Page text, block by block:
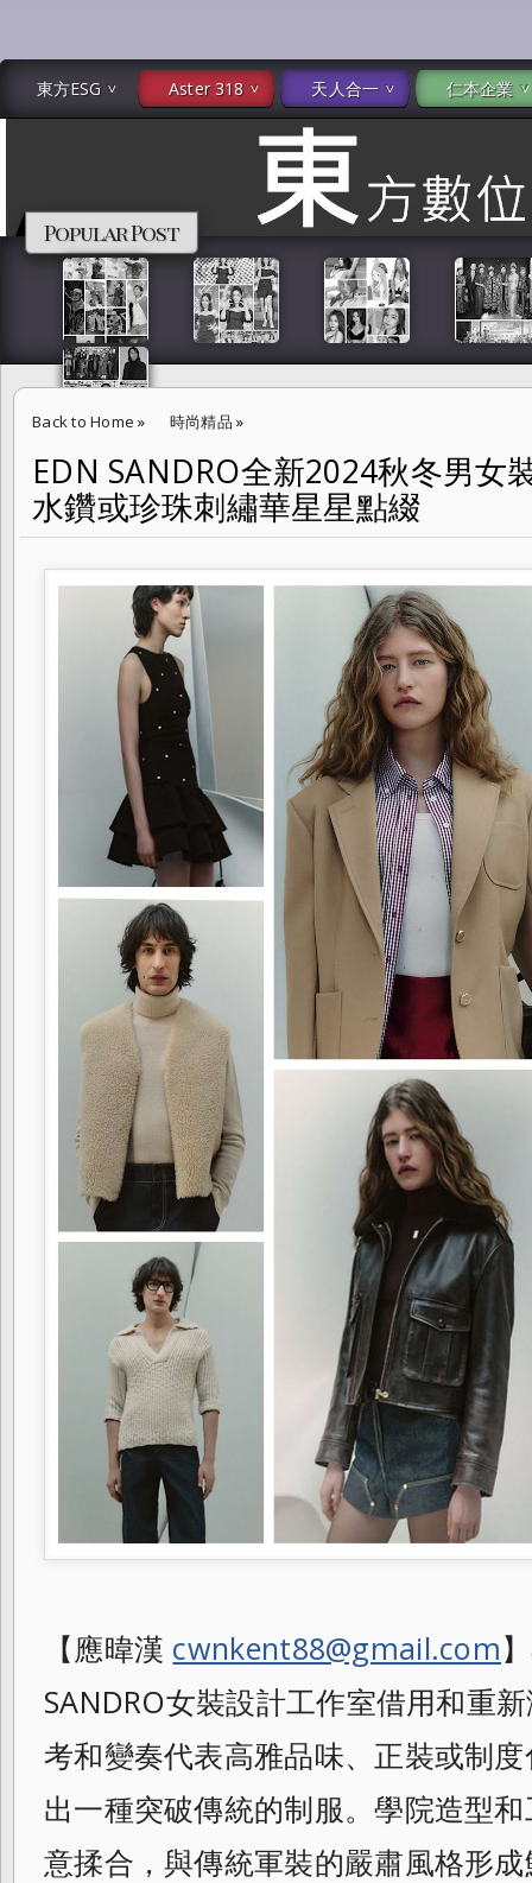
東方ESG Aster 318 天人合一 仁本企業
Popular Post
Back to Home » 時尚精品 »
EDN SANDRO全新2024秋冬男女裝系列 重新翻轉制服元素 水鑽或珍
EDN SANDRO全新2024秋冬男女
水鑽或珍珠刺繡華星星點綴
【應暐漢 cwnkent88@gmail.com
SANDRO女裝設計工作室借用和重
考和變奏代表高雅品味、正裝或制
出一種突破傳統的制服。學院造型
意揉合，與傳統軍裝的嚴肅風格形